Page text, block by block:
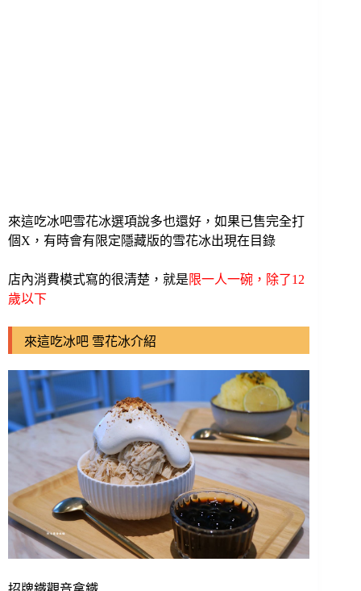
來這吃冰吧雪花冰選項說多也還好，如果已售完全打
個X，有時會有限定隱藏版的雪花冰出現在目錄
店內消費模式寫的很清楚，就是 限一人一碗，除了12
歲以下
來這吃冰吧 雪花冰介紹